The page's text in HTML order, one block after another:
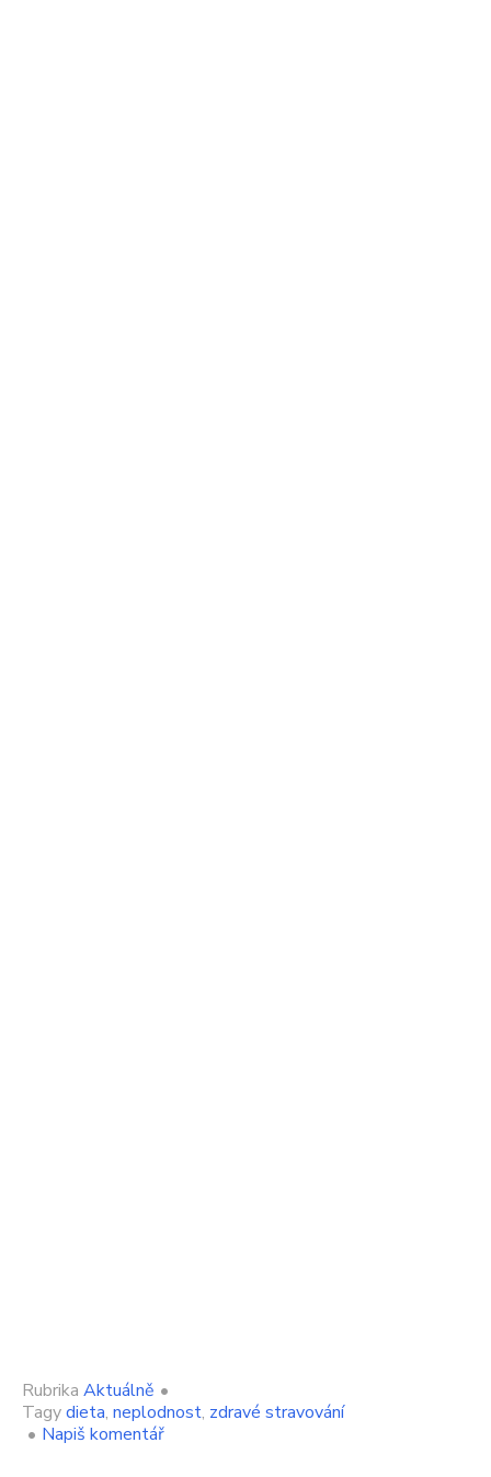
Rubrika Aktuálně •
Tagydieta, neplodnost, zdravé stravování
• Napiš komentářon